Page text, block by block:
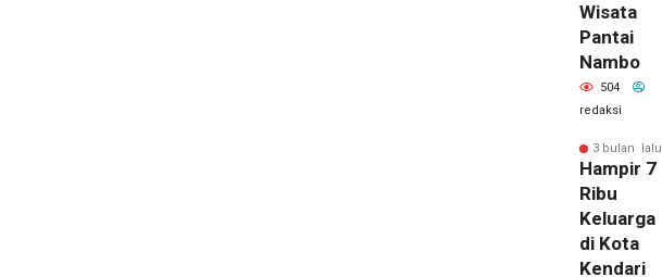
Wisata
Pantai
Nambo
504
redaksi
3 bulan lalu
Hampir 7
Ribu
Keluarga
di Kota
Kendari